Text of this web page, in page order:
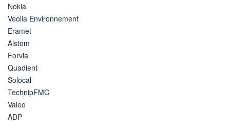
Nokia
Veolia Environnement
Eramet
Alstom
Forvia
Quadient
Solocal
TechnipFMC
Valeo
ADP